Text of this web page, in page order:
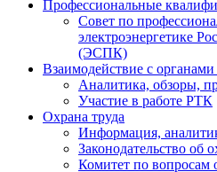
Профессиональные
Совет по
электроэнергетике
(ЭСПК)
Взаимодействие с органами
Аналитика, обзоры,
Участие в работе РТК
Охрана труда
Информация,
Законодательство об
Комитет по вопросам